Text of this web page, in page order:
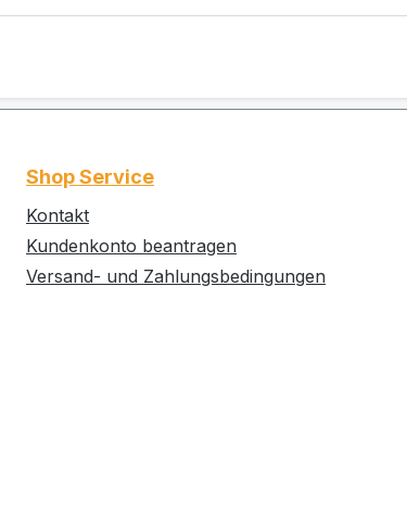
Shop Service
Kontakt
Kundenkonto beantragen
Versand- und Zahlungsbedingungen